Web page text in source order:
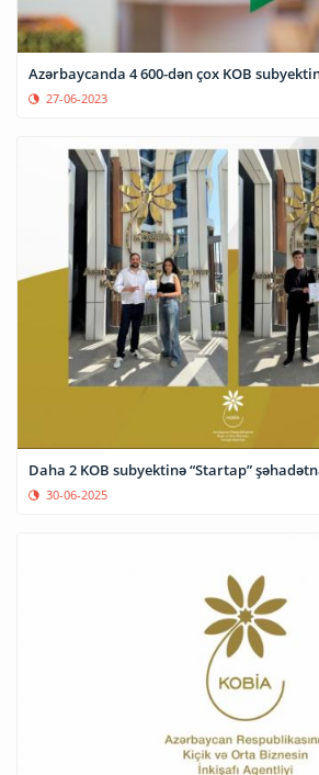
Azərbaycanda 4 600-dən çox KOB
27-06-2023
Daha 2 KOB subyektinə “Startap”
30-06-2025